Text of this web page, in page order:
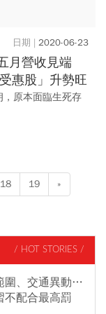
2020-06-23
月營收見端
惠股」升勢旺
，原本面臨生死存
18 19 »
/ HOT STORIES /
圍、交通異動…
不配合最高罰